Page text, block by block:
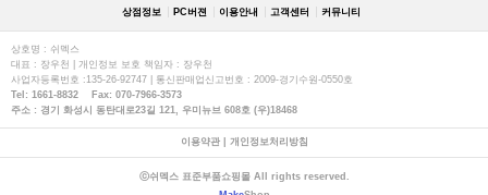
상점정보 PC버젼 이용안내 고객센터 커뮤니티
상호명 : 쉬멕스
대표 : 장우천 | 개인정보 보호 책임자 : 장우천
사업자등록번호 :135-26-92747 | 통신판매업신고번호 : 2009-경기수원-0550호
Tel: 1661-8832 Fax: 070-7966-3573
주소 : 경기 화성시 동탄대로23길 121, 우미뉴브 608호 (우)18468
이용약관| 개인정보처리방침
ⓒ쉬멕스 표준부품쇼핑몰 All rights reserved.